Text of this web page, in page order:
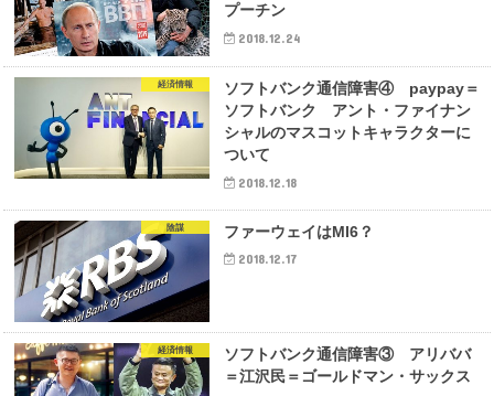
プーチン
2018.12.24
経済情報
ソフトバンク通信障害④ paypay＝
ソフトバンク アント・ファイナン
シャルのマスコットキャラクターに
ついて
2018.12.18
陰謀 ファーウェイはMI6？
2018.12.17
経済情報
ソフトバンク通信障害③ アリババ
＝江沢民＝ゴールドマン・サックス